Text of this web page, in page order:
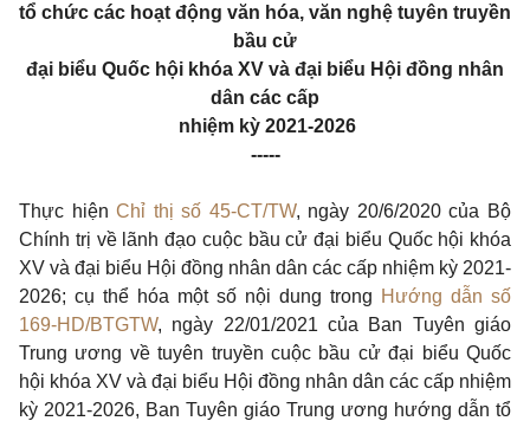
tổ chức các hoạt động văn hóa, văn nghệ tuyên truyền
bầu cử
đại biểu Quốc hội khóa XV và đại biểu Hội đồng nhân
dân các cấp
nhiệm kỳ 2021-2026
-----
Thực hiệnChỉ thị số 45-CT/TW, ngày 20/6/2020 của Bộ
Chính trị về lãnh đạo cuộc bầu cử đại biểu Quốc hội khóa
XV và đại biểu Hội đồng nhân dân các cấp nhiệm kỳ 2021-
2026; cụ thể hóa một số nội dung trong Hướng dẫn số
169-HD/BTGTW, ngày 22/01/2021 của Ban Tuyên giáo
Trung ương về tuyên truyền cuộc bầu cử đại biểu Quốc
hội khóa XV và đại biểu Hội đồng nhân dân các cấp nhiệm
kỳ 2021-2026, Ban Tuyên giáo Trung ương hướng dẫn tổ